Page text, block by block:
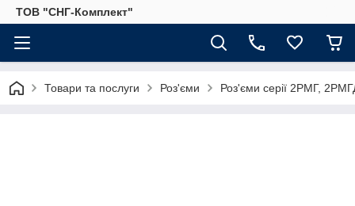
ТОВ "СНГ-Комплект"
Товари та послуги Роз'єми Роз'єми серії 2РМГ,